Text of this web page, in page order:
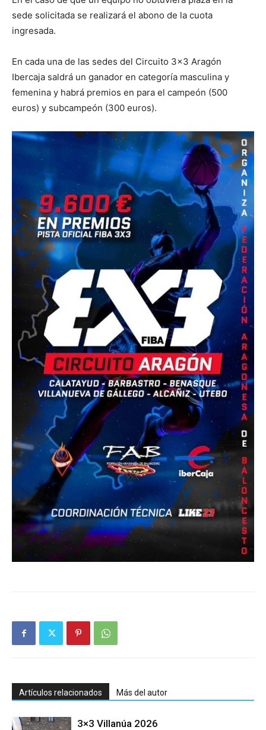
sede solicitada se realizará el abono de la cuota
ingresada.
En cada una de las sedes del Circuito 3×3 Aragón
Ibercaja saldrá un ganador en categoría masculina y
femenina y habrá premios en para el campeón (500
euros) y subcampeón (300 euros).
Artículos relacionados Más del autor
3×3 Villanúa 2026